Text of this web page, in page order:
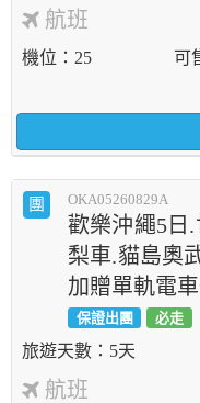
航班
機位 25 可
團 OKA05260829A
歡樂沖繩5日
梨車.貓島奧
加贈單軌電
保證出團 必走
5天
航班